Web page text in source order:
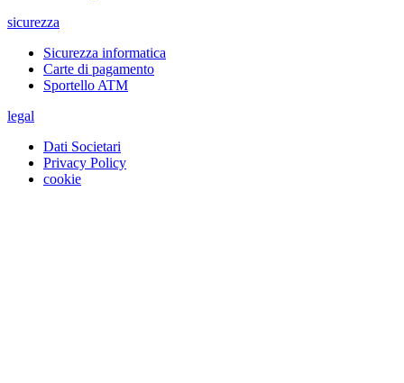
sicurezza
Sicurezza informatica
Carte di pagamento
Sportello ATM
legal
Dati Societari
Privacy Policy
cookie